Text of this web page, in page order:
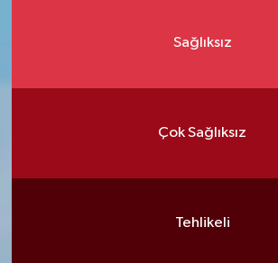
Sağlıksız
Çok Sağlıksız
Tehlikeli